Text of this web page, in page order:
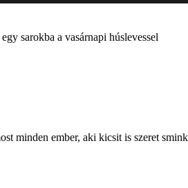
sarokba a vasárnapi húslevessel
minden ember, aki kicsit is szeret